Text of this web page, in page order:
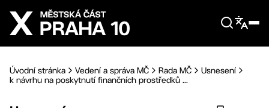
Přejít na hlavní obsah
Úvodní stránka Vedení a správa MČ Rada MČ
Usnesení
k návrhu na poskytnutí finančních prostředků ...